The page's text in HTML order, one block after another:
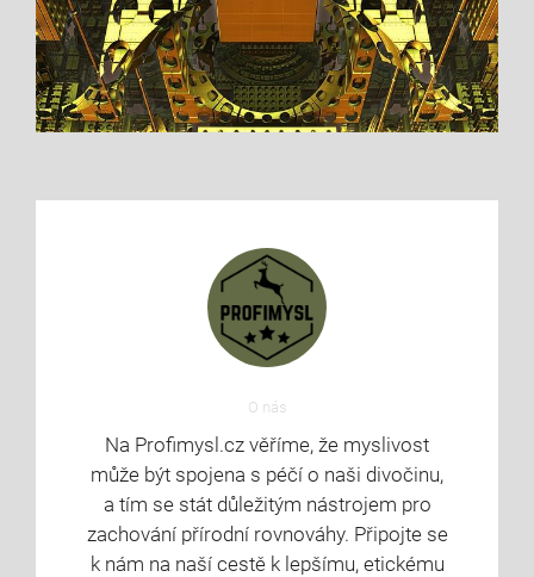
O nás
Na Profimysl.cz věříme, že myslivost
může být spojena s péčí o naši divočinu,
a tím se stát důležitým nástrojem pro
zachování přírodní rovnováhy. Připojte se
k nám na naší cestě k lepšímu, etickému